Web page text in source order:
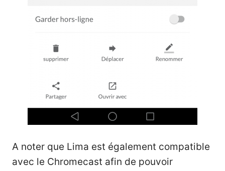
A noter que Lima est également compatible
avec le Chromecast afin de pouvoir